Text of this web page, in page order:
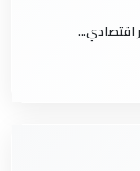
اقتصادي...